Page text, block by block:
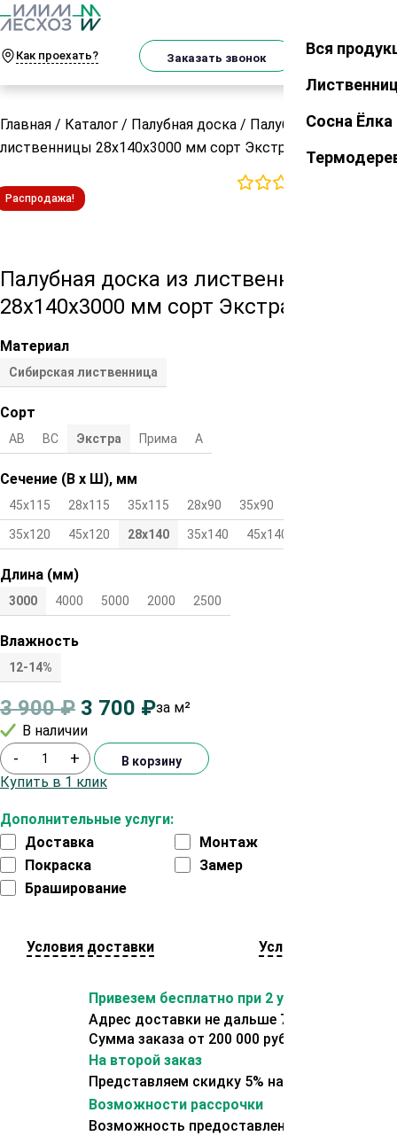
Как проехать? Заказать звонок Закрыть
Вся
Сосна Ёлка
Главная / Каталог / Палубная доска / Палубная доска из
лиственницы 28х140х3000 мм сорт Экстра
Распродажа!
Палубная доска из лиственницы
28х140х3000 мм сорт Экстра
Материал
Сибирская лиственница
Сорт
АВ ВС Экстра Прима А
Сечение (В х Ш), мм
45х115 28х115 35х115 28х90 35х90
35х120 45х120 28х140 35х140 45х140
Длина (мм)
3000 4000 5000 2000 2500
Влажность
12-14%
3 900₽ 3 700 ₽за м²
В наличии
Дополнительные услуги:
Доставка
Монтаж
Покраска
Замер
Браширование
- + В корзину
Купить в 1 клик
Условия доставки Условия оплаты
Привезем бесплатно при 2 условиях:
Адрес доставки не дальше 70 км от склада.
Сумма заказа от 200 000 рублей.
На второй заказ
Представляем скидку 5% на второй заказ
Возможности рассрочки
Возможность предоставления отсрочки